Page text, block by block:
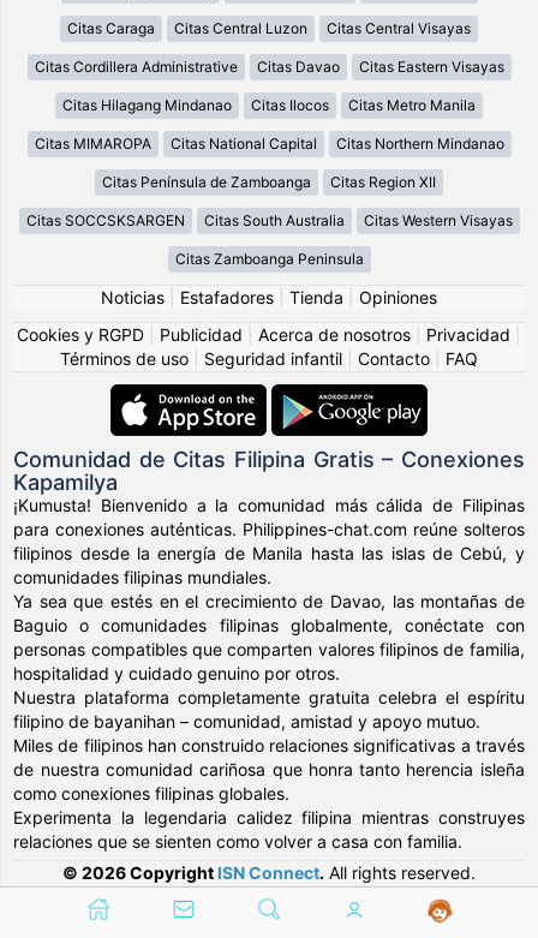
Citas Caraga Citas Central Luzon Citas Central Visayas
Citas Cordillera Administrative Citas Davao Citas Eastern Visayas
Citas Hilagang Mindanao Citas Ilocos Citas Metro Manila
Citas MIMAROPA Citas National Capital Citas Northern Mindanao
Citas Península de Zamboanga Citas Region XII
Citas SOCCSKSARGEN Citas South Australia Citas Western Visayas
Citas Zamboanga Peninsula
Noticias Estafadores Tienda
Opiniones
Cookies y RGPD
Publicidad Acerca de nosotros Privacidad
Términos de uso
Seguridad infantil Contacto FAQ
Comunidad de Citas Filipina Gratis – Conexiones
Kapamilya
¡Kumusta! Bienvenido a la comunidad más cálida de Filipinas
para conexiones auténticas. Philippines-chat.com reúne solteros
filipinos desde la energía de Manila hasta las islas de Cebú, y
comunidades filipinas mundiales.
Ya sea que estés en el crecimiento de Davao, las montañas de
Baguio o comunidades filipinas globalmente, conéctate con
personas compatibles que comparten valores filipinos de familia,
hospitalidad y cuidado genuino por otros.
Nuestra plataforma completamente gratuita celebra el espíritu
filipino de bayanihan – comunidad, amistad y apoyo mutuo.
Miles de filipinos han construido relaciones significativas a través
de nuestra comunidad cariñosa que honra tanto herencia isleña
como conexiones filipinas globales.
Experimenta la legendaria calidez filipina mientras construyes
relaciones que se sienten como volver a casa con familia.
© 2026 Copyright ISN Connect. All rights reserved.